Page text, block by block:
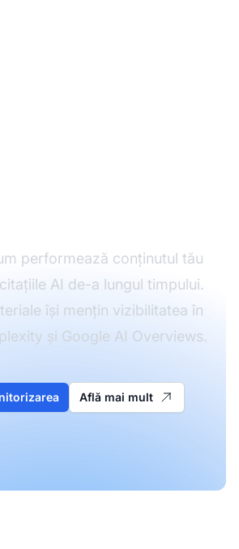
performează conținutul tău
AI de-a lungul timpului.
își mențin vizibilitatea în
și Google AI Overviews.
Află mai mult